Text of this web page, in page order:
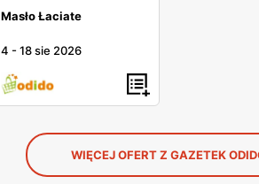
Masło Łaciate
4 -18 sie 2026
WIĘCEJ OFERT Z GAZETEK